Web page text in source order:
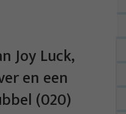
Joy Luck,
en een
(020)